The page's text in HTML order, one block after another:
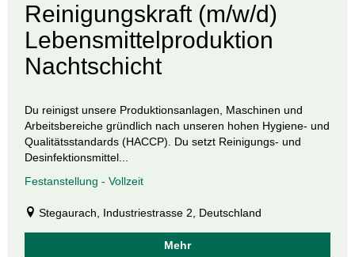
Reinigungskraft (m/w/d)
Lebensmittelproduktion
Nachtschicht
Du reinigst unsere Produktionsanlagen, Maschinen und
Arbeitsbereiche gründlich nach unseren hohen Hygiene- und
Qualitätsstandards (HACCP). Du setzt Reinigungs- und
Desinfektionsmittel...
Festanstellung - Vollzeit
Stegaurach, Industriestrasse 2, Deutschland
Mehr